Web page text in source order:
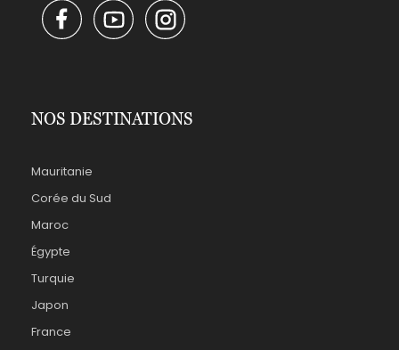
NOS DESTINATIONS
Mauritanie
Corée du Sud
Maroc
Égypte
Turquie
Japon
France